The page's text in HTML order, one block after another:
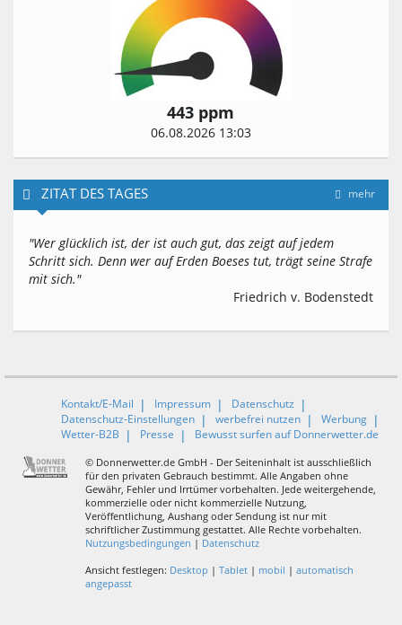
443 ppm
06.08.2026 13:03
mehr
ZITAT DES TAGES
"Wer glücklich ist, der ist auch gut, das zeigt auf jedem
Schritt sich. Denn wer auf Erden Boeses tut, trägt seine Strafe
mit sich."
Friedrich v. Bodenstedt
Kontakt/E-Mail Impressum
Datenschutz
Datenschutz-Einstellungen
werbefrei nutzen
Werbung
Wetter-B2B
Presse Bewusst surfen auf Donnerwetter.de
© Donnerwetter.de GmbH - Der Seiteninhalt ist ausschließlich
für den privaten Gebrauch bestimmt. Alle Angaben ohne
Gewähr, Fehler und Irrtümer vorbehalten. Jede weitergehende,
kommerzielle oder nicht kommerzielle Nutzung,
Veröffentlichung, Aushang oder Sendung ist nur mit
schriftlicher Zustimmung gestattet. Alle Rechte vorbehalten.
Nutzungsbedingungen | Datenschutz
Ansicht festlegen: Desktop | Tablet| mobil | automatisch
angepasst